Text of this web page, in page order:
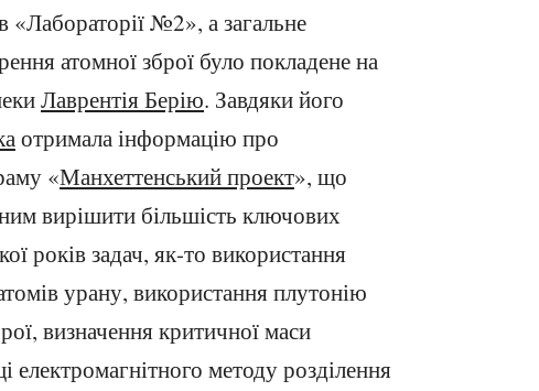
«Лабораторії №2», а загальне
атомної зброї було покладене на
Лаврентія Берію. Завдяки його
отримала інформацію про
«Манхеттенський проект», що
вирішити більшість ключових
років задач, як-то використання
урану, використання плутонію
визначення критичної маси
електромагнітного методу розділення